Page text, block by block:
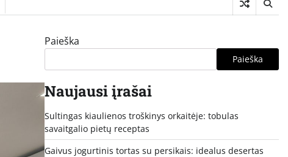
Paieška
Paieška
Naujausi įrašai
Sultingas kiaulienos troškinys orkaitėje: tobulas
savaitgalio pietų receptas
Gaivus jogurtinis tortas su persikais: idealus desertas